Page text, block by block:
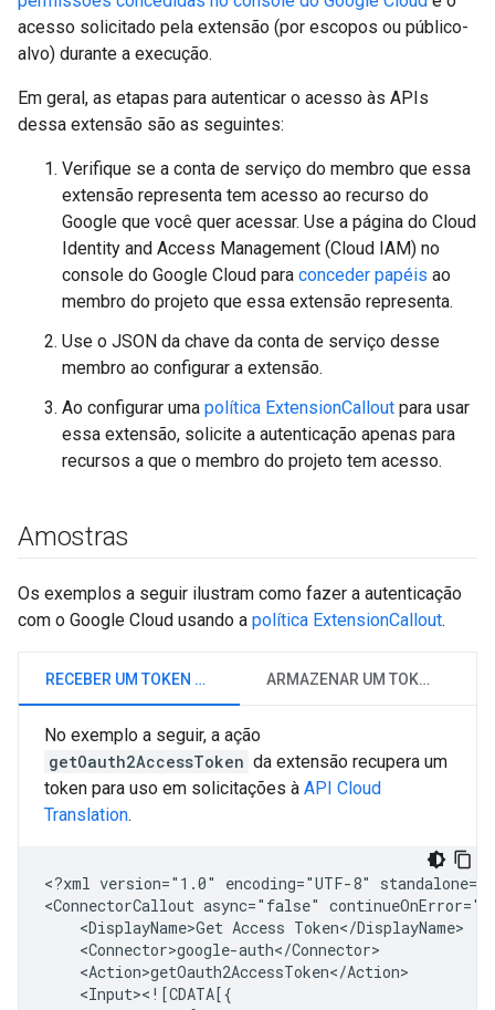
acesso solicitado pela extensão (por escopos ou público-
alvo) durante a execução.
Em geral, as etapas para autenticar o acesso às APIs
dessa extensão são as seguintes:
Verifique se a conta de serviço do membro que essa
extensão representa tem acesso ao recurso do
Google que você quer acessar. Use a página do Cloud
Identity and Access Management (Cloud IAM) no
console do Google Cloud para conceder papéis ao
membro do projeto que essa extensão representa.
Use o JSON da chave da conta de serviço desse
membro ao configurar a extensão.
Ao configurar uma política ExtensionCallout para usar
essa extensão, solicite a autenticação apenas para
recursos a que o membro do projeto tem acesso.
Amostras
Os exemplos a seguir ilustram como fazer a autenticação
com o Google Cloud usando a política ExtensionCallout.
RECEBER UM TOKEN DE ACESSO ARMAZENAR UM TOKEN DE ACESSO EM CACHE
No exemplo a seguir, a ação
getOauth2AccessToken da extensão recupera um
token para uso em solicitações à API Cloud
Translation.
<?xml version="1.0" encoding="UTF-8"
<ConnectorCallout async="false"
<DisplayName>Get Access